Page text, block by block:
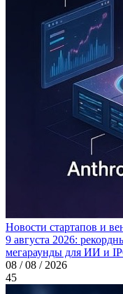
Новости стартапов и
9 августа 2026:
мегараунды для ИИ и
08 / 08 / 2026
45